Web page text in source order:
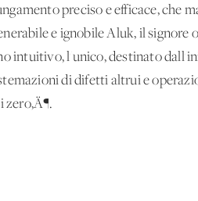
preciso e efficace, che
e ignobile Aluk, il
l'unico, destinato
di difetti altrui e